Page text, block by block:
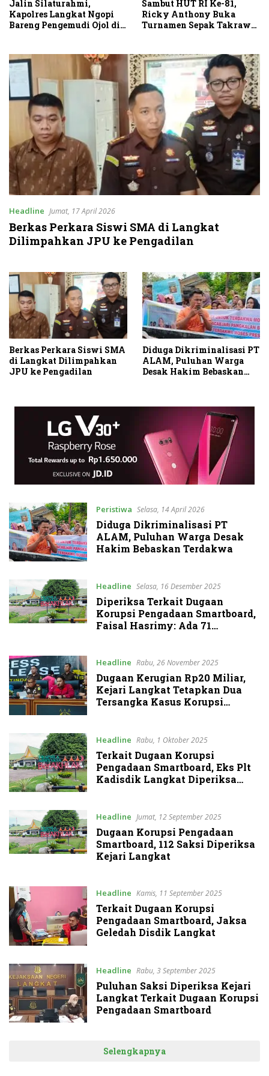
Jalin Silaturahmi,
Kapolres Langkat Ngopi
Bareng Pengemudi Ojol di
Sambut HUT RI Ke-81,
Ricky Anthony Buka
Turnamen Sepak Takraw
Headline Jumat, 17 April 2026
Berkas Perkara Siswi SMA di Langkat
Dilimpahkan JPU ke Pengadilan
Berkas Perkara Siswi SMA
di Langkat Dilimpahkan
JPU ke Pengadilan
Diduga Dikriminalisasi PT
ALAM, Puluhan Warga
Desak Hakim Bebaskan
Peristiwa Selasa, 14 April 2026
Diduga Dikriminalisasi PT
ALAM, Puluhan Warga Desak
Hakim Bebaskan Terdakwa
Headline Selasa, 16 Desember 2025
Diperiksa Terkait Dugaan
Korupsi Pengadaan Smartboard,
Faisal Hasrimy: Ada 71
Headline Rabu, 26 November 2025
Dugaan Kerugian Rp20 Miliar,
Kejari Langkat Tetapkan Dua
Tersangka Kasus Korupsi
Headline Rabu, 1 Oktober 2025
Terkait Dugaan Korupsi
Pengadaan Smartboard, Eks Plt
Kadisdik Langkat Diperiksa
Headline Jumat, 12 September 2025
Dugaan Korupsi Pengadaan
Smartboard, 112 Saksi Diperiksa
Kejari Langkat
Headline Kamis, 11 September 2025
Terkait Dugaan Korupsi
Pengadaan Smartboard, Jaksa
Geledah Disdik Langkat
Headline Rabu, 3 September 2025
Puluhan Saksi Diperiksa Kejari
Langkat Terkait Dugaan Korupsi
Pengadaan Smartboard
Selengkapnya